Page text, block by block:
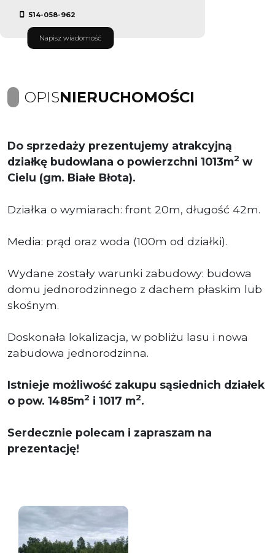
514-058-962
Napisz wiadomość
OPISNIERUCHOMOŚCI
Do sprzedaży prezentujemy atrakcyjną
działkę budowlana o powierzchni 1013m2 w
Cielu (gm. Białe Błota).
Działka o wymiarach: front 20m, długość 42m.
Media: prąd oraz woda (100m od działki).
Wydane zostały warunki zabudowy: budowa
domu jednorodzinnego z dachem płaskim lub
skośnym.
Doskonała lokalizacja, w pobliżu lasu i nowa
zabudowa jednorodzinna.
Istnieje możliwość zakupu sąsiednich działek
o pow. 1485m2 i 1017 m2.
Serdecznie polecam i zapraszam na
prezentację!